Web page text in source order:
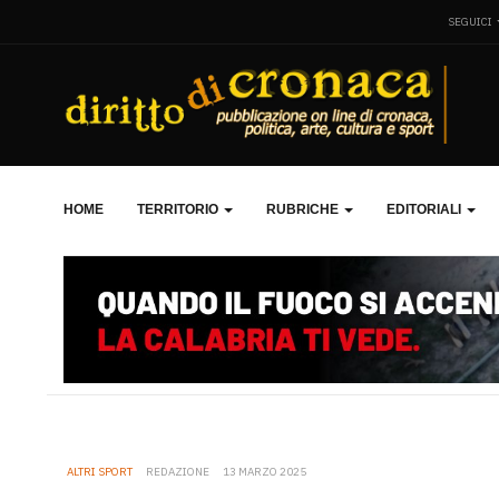
SEGUICI
HOME TERRITORIO RUBRICHE EDITORIALI
ALTRI SPORT REDAZIONE 13 MARZO 2025